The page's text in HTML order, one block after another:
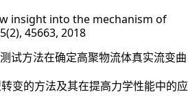
insight into the mechanism of
45663, 2018
试方法在确定高聚物流体真实流变曲
变的方法及其在提高力学性能中的应